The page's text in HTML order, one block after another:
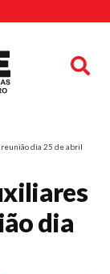
dia 25 de abril
dia